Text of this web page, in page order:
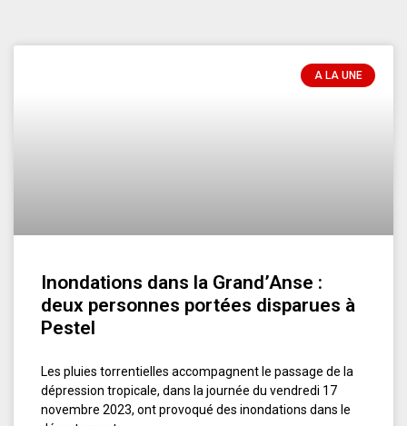
A LA UNE
Inondations dans la Grand’Anse :
deux personnes portées disparues à
Pestel
Les pluies torrentielles accompagnent le passage de la
dépression tropicale, dans la journée du vendredi 17
novembre 2023, ont provoqué des inondations dans le